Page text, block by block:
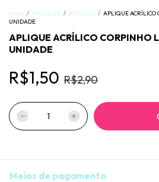
Início / APLIQUES / ACRÍLICO / APLIQUE ACRÍLICO
UNIDADE
APLIQUE ACRÍLICO CORPINHO
UNIDADE
R$1,50 R$2,90
Meios de pagamento